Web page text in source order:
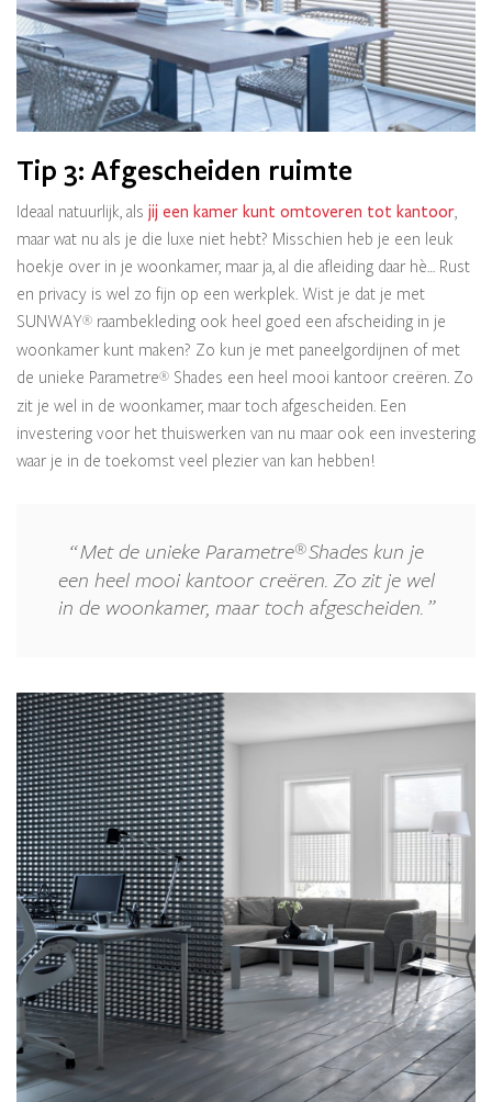
Tip 3: Afgescheiden ruimte
Ideaal natuurlijk, als jij een kamer kunt omtoveren tot kantoor,
maar wat nu als je die luxe niet hebt? Misschien heb je een leuk
hoekje over in je woonkamer, maar ja, al die afleiding daar hè… Rust
en privacy is wel zo fijn op een werkplek. Wist je dat je met
SUNWAY® raambekleding ook heel goed een afscheiding in je
woonkamer kunt maken? Zo kun je met paneelgordijnen of met
de unieke Parametre® Shades een heel mooi kantoor creëren. Zo
zit je wel in de woonkamer, maar toch afgescheiden. Een
investering voor het thuiswerken van nu maar ook een investering
waar je in de toekomst veel plezier van kan hebben!
Met de unieke Parametre®Shades kun je
een heel mooi kantoor creëren. Zo zit je wel
in de woonkamer, maar toch afgescheiden.